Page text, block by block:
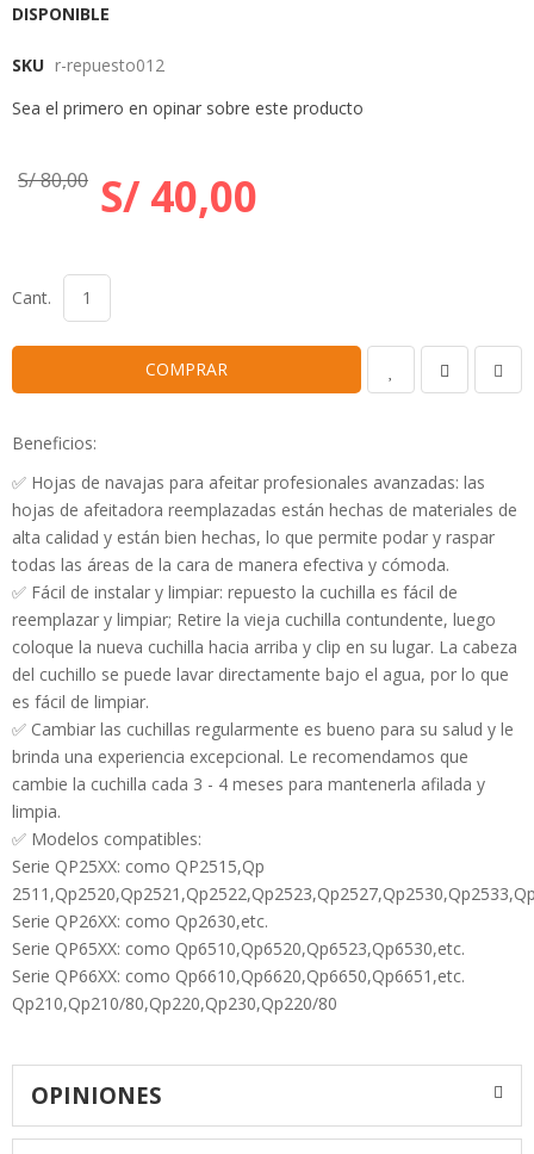
DISPONIBLE
SKU r-repuesto012
Sea el primero en opinar sobre este producto
S/ 40,00
S/ 80,00
Cant.
COMPRAR
Beneficios:
✅ Hojas de navajas para afeitar profesionales avanzadas: las
hojas de afeitadora reemplazadas están hechas de materiales de
alta calidad y están bien hechas, lo que permite podar y raspar
todas las áreas de la cara de manera efectiva y cómoda.
✅ Fácil de instalar y limpiar: repuesto la cuchilla es fácil de
reemplazar y limpiar; Retire la vieja cuchilla contundente, luego
coloque la nueva cuchilla hacia arriba y clip en su lugar. La cabeza
del cuchillo se puede lavar directamente bajo el agua, por lo que
es fácil de limpiar.
✅ Cambiar las cuchillas regularmente es bueno para su salud y le
brinda una experiencia excepcional. Le recomendamos que
cambie la cuchilla cada 3 - 4 meses para mantenerla afilada y
limpia.
✅ Modelos compatibles:
Serie QP25XX: como QP2515,Qp
Serie QP26XX: como Qp2630,etc.
Serie QP65XX: como Qp6510,Qp6520,Qp6523,Qp6530,etc.
Serie QP66XX: como Qp6610,Qp6620,Qp6650,Qp6651,etc.
Qp210,Qp210/80,Qp220,Qp230,Qp220/80
Skip
the
of
images
OPINIONES